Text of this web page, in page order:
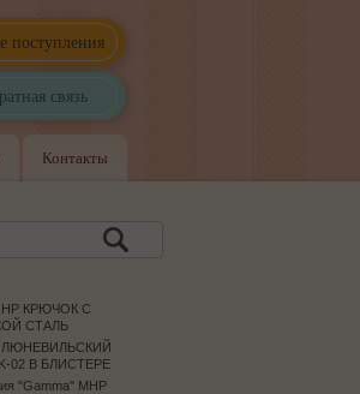
поступления
связь
Контакты
HP КРЮЧОК С
СТАЛЬ
ЛЮНЕВИЛЬСКИЙ
02 В БЛИСТЕРЕ
"Gamma" MHP